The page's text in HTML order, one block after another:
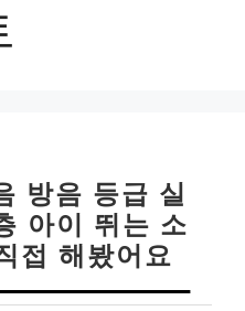
방음 등급 실
아이 뛰는 소
접 해봤어요